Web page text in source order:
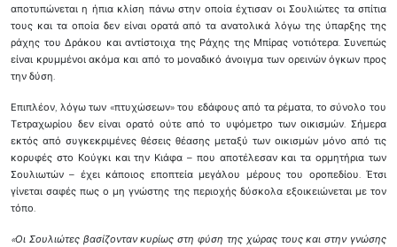
αποτυπώνεται η ήπια κλίση πάνω στην οποία έχτισαν οι Σουλιώτες τα σπίτια
τους και τα οποία δεν είναι ορατά από τα ανατολικά λόγω της ύπαρξης της
ράχης του Δράκου και αντίστοιχα της Ράχης της Μπίρας νοτιότερα. Συνεπώς
είναι κρυμμένοι ακόμα και από το μοναδικό άνοιγμα των ορεινών όγκων προς
την δύση.
Επιπλέον, λόγω των «πτυχώσεων» του εδάφους από τα ρέματα, το σύνολο του
Τετραχωρίου δεν είναι ορατό ούτε από το υψόμετρο των οικισμών. Σήμερα
εκτός από συγκεκριμένες θέσεις θέασης μεταξύ των οικισμών μόνο από τις
κορυφές στο Κούγκι και την Κιάφα – που αποτέλεσαν και τα ορμητήρια των
Σουλιωτών – έχει κάποιος εποπτεία μεγάλου μέρους του οροπεδίου. Έτσι
γίνεται σαφές πως ο μη γνώστης της περιοχής δύσκολα εξοικειώνεται με τον
τόπο.
«Οι Σουλιώτες βασίζονταν κυρίως στη φύση της χώρας τους και στην γνώσης